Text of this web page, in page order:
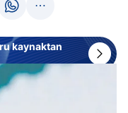
kaynaktan